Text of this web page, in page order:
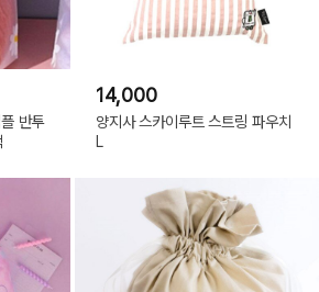
반투
14,000
양지사 스카이루트 스트링 파우치
L